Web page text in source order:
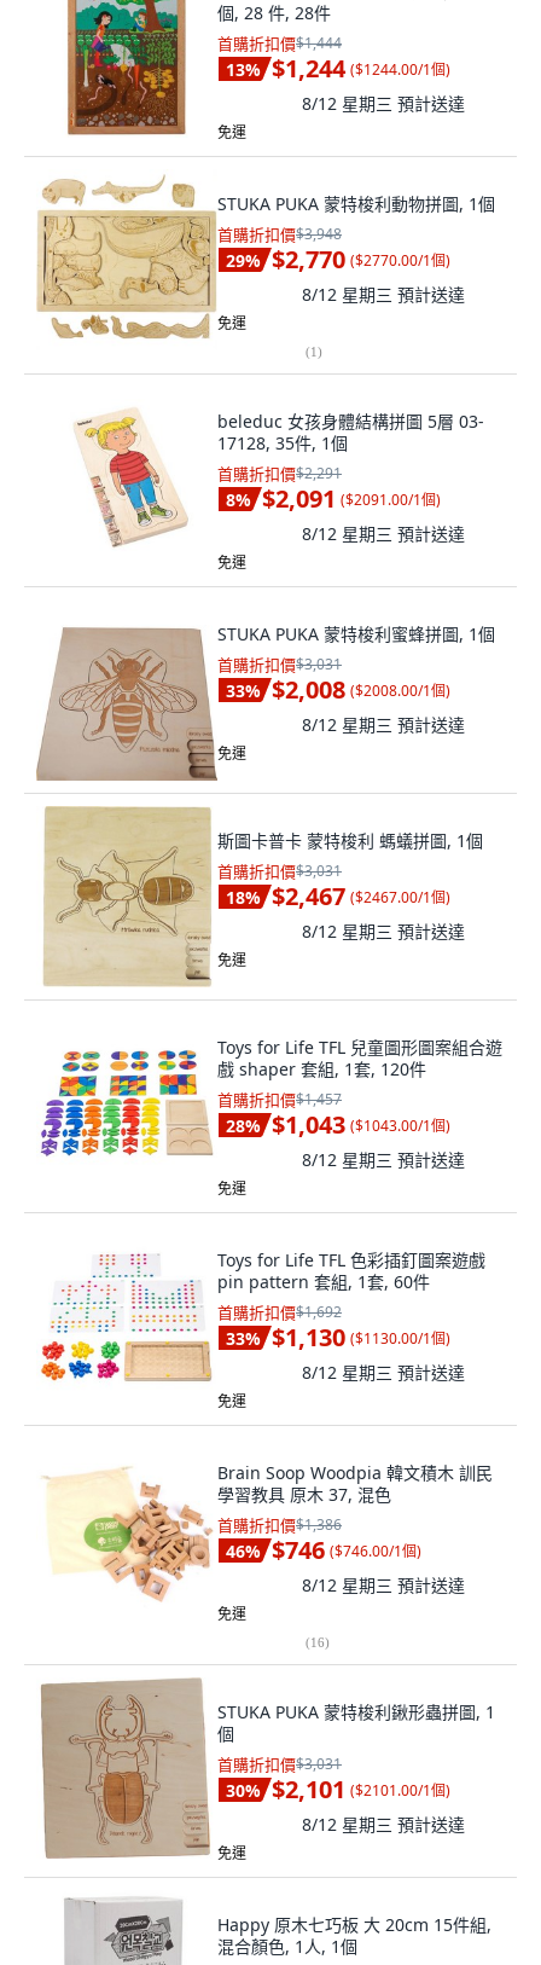
個, 28 件, 28件
首購折扣價$1,444
13% $1,244 ($1244.00/1個)
8/12 星期三 預計送達
免運
STUKA PUKA 蒙特梭利動物拼圖, 1個
首購折扣價$3,948
29% $2,770 ($2770.00/1個)
8/12 星期三 預計送達
免運
(1)
beleduc 女孩身體結構拼圖 5層 03-
17128, 35件, 1個
首購折扣價$2,291
8% $2,091 ($2091.00/1個)
8/12 星期三 預計送達
免運
STUKA PUKA 蒙特梭利蜜蜂拼圖, 1個
首購折扣價$3,031
33% $2,008 ($2008.00/1個)
8/12 星期三 預計送達
免運
斯圖卡普卡 蒙特梭利 螞蟻拼圖, 1個
首購折扣價$3,031
18% $2,467 ($2467.00/1個)
8/12 星期三 預計送達
免運
Toys for Life TFL 兒童圖形圖案組合遊
戲 shaper 套組, 1套, 120件
首購折扣價$1,457
28% $1,043 ($1043.00/1個)
8/12 星期三 預計送達
免運
Toys for Life TFL 色彩插釘圖案遊戲
pin pattern 套組, 1套, 60件
首購折扣價$1,692
33% $1,130 ($1130.00/1個)
8/12 星期三 預計送達
免運
Brain Soop Woodpia 韓文積木 訓民
學習教具 原木 37, 混色
首購折扣價$1,386
46% $746 ($746.00/1個)
8/12 星期三 預計送達
免運
(16)
STUKA PUKA 蒙特梭利鍬形蟲拼圖, 1
個
首購折扣價$3,031
30% $2,101 ($2101.00/1個)
8/12 星期三 預計送達
免運
Happy 原木七巧板 大 20cm 15件組,
混合顏色, 1人, 1個